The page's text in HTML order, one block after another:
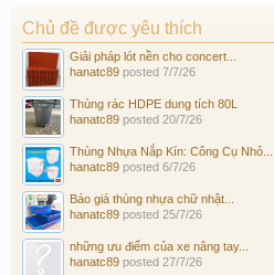
Chủ đề được yêu thích
Giải pháp lót nền cho concert...
hanatc89 posted 7/7/26
Thùng rác HDPE dung tích 80L
hanatc89 posted 20/7/26
Thùng Nhựa Nắp Kín: Công Cụ Nhỏ...
hanatc89 posted 6/7/26
Báo giá thùng nhựa chữ nhật...
hanatc89 posted 25/7/26
những ưu điểm của xe nâng tay...
hanatc89 posted 27/7/26